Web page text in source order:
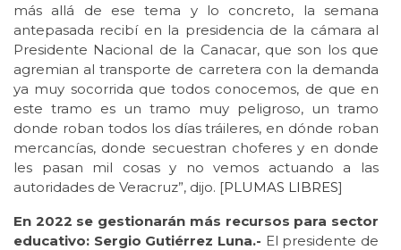
más allá de ese tema y lo concreto, la semana
antepasada recibí en la presidencia de la cámara al
Presidente Nacional de la Canacar, que son los que
agremian al transporte de carretera con la demanda
ya muy socorrida que todos conocemos, de que en
este tramo es un tramo muy peligroso, un tramo
donde roban todos los días tráileres, en dónde roban
mercancías, donde secuestran choferes y en donde
les pasan mil cosas y no vemos actuando a las
autoridades de Veracruz”, dijo. [PLUMAS LIBRES]
En 2022 se gestionarán más recursos para sector
educativo: Sergio Gutiérrez Luna.- El presidente de